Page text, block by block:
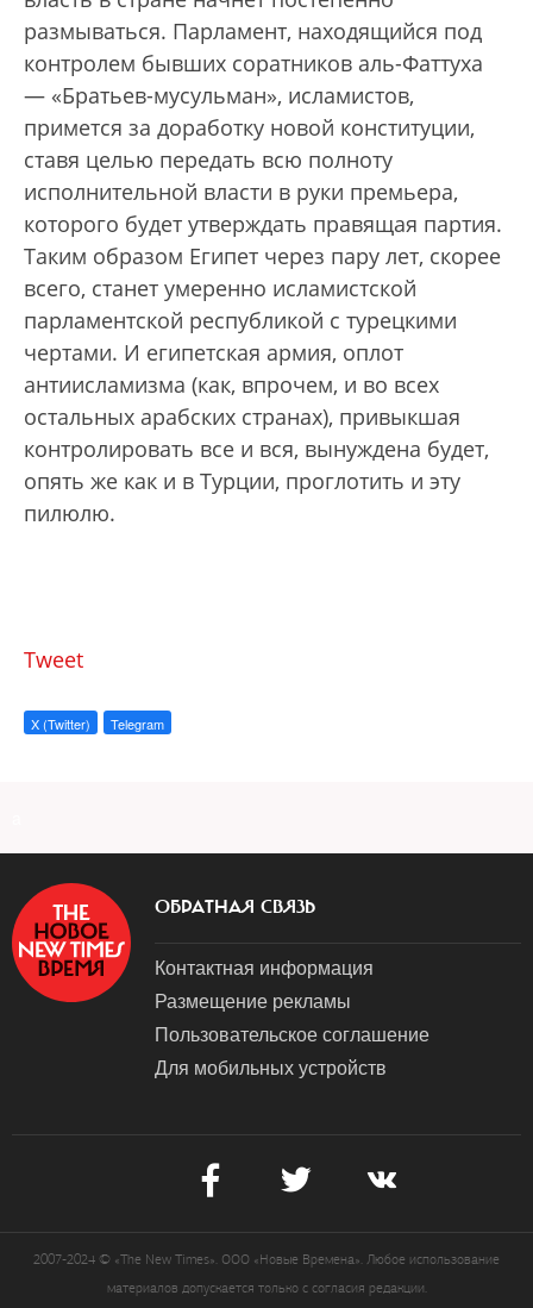
размываться. Парламент, находящийся под
контролем бывших соратников аль-Фаттуха
— «Братьев-мусульман», исламистов,
примется за доработку новой конституции,
ставя целью передать всю полноту
исполнительной власти в руки премьера,
которого будет утверждать правящая партия.
Таким образом Египет через пару лет, скорее
всего, станет умеренно исламистской
парламентской республикой с турецкими
чертами. И египетская армия, оплот
антиисламизма (как, впрочем, и во всех
остальных арабских странах), привыкшая
контролировать все и вся, вынуждена будет,
опять же как и в Турции, проглотить и эту
пилюлю.
Tweet
X (Twitter) Telegram
ОБРАТНАЯ СВЯЗЬ
Контактная информация
Размещение рекламы
Пользовательское соглашение
Для мобильных устройств
2007-2024 © «The New Times». ООО «Новые Времена». Любое использование
материалов допускается только с согласия редакции.